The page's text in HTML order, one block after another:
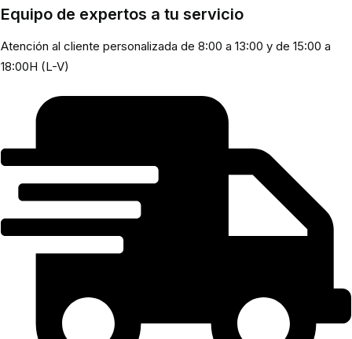
Equipo de expertos a tu servicio
Atención al cliente personalizada de 8:00 a 13:00 y de 15:00 a
18:00H (L-V)